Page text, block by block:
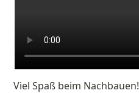
Viel Spaß beim Nachbauen!